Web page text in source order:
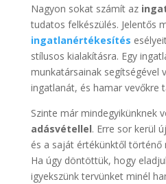
Nagyon sokat számít az
tudatos felkészülés. Jelentős
ingatlanértékesítés
stílusos kialakításra. Egy
munkatársainak segítségével
ingatlanát, és hamar vevőkre
Szinte már mindegyikünknek
adásvétellel. Erre sor kerül
és a saját értékünktől történő
Ha úgy döntöttük, hogy
igyekszünk tervünket minél